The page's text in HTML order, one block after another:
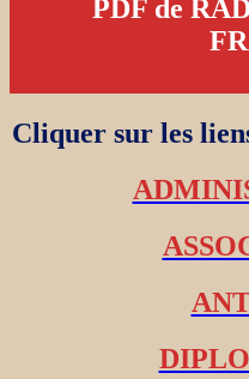
PDF de
Cliquer sur les